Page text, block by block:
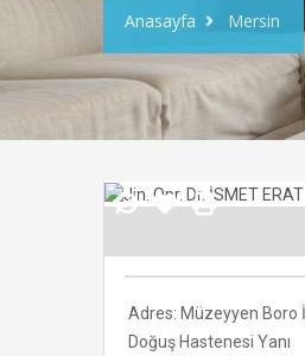
Anasayfa
Mersin
Adres: Müzeyyen Boro
Doğuş Hastenesi Yanı